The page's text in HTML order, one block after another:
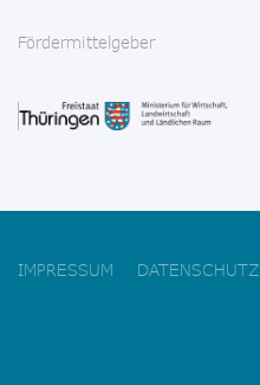
Fördermittelgeber
IMPRESSUM DATENSCHUTZ